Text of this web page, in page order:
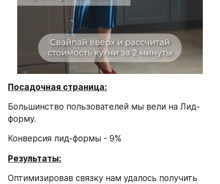
Посадочная страница:
Большинство пользователей мы вели на Лид-
форму.
Конверсия лид-формы - 9%
Результаты:
Оптимизировав связку нам удалось получить